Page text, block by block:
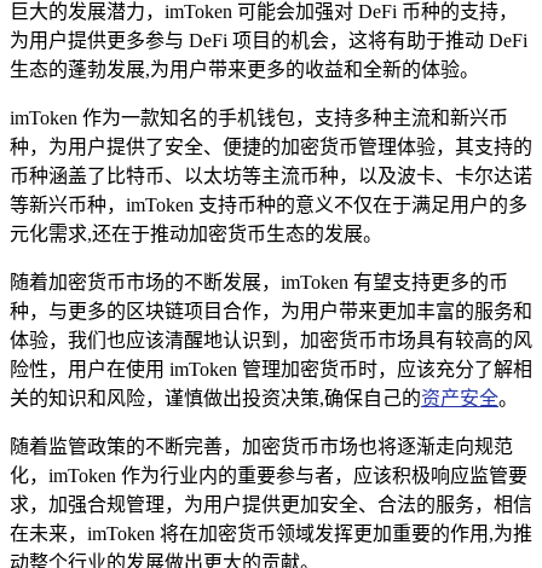
巨大的发展潜力，imToken 可能会加强对 DeFi 币种的支持，
为用户提供更多参与 DeFi 项目的机会，这将有助于推动 DeFi
生态的蓬勃发展,为用户带来更多的收益和全新的体验。
imToken 作为一款知名的手机钱包，支持多种主流和新兴币
种，为用户提供了安全、便捷的加密货币管理体验，其支持的
币种涵盖了比特币、以太坊等主流币种，以及波卡、卡尔达诺
等新兴币种，imToken 支持币种的意义不仅在于满足用户的多
元化需求,还在于推动加密货币生态的发展。
随着加密货币市场的不断发展，imToken 有望支持更多的币
种，与更多的区块链项目合作，为用户带来更加丰富的服务和
体验，我们也应该清醒地认识到，加密货币市场具有较高的风
险性，用户在使用 imToken 管理加密货币时，应该充分了解相
关的知识和风险，谨慎做出投资决策,确保自己的资产安全。
随着监管政策的不断完善，加密货币市场也将逐渐走向规范
化，imToken 作为行业内的重要参与者，应该积极响应监管要
求，加强合规管理，为用户提供更加安全、合法的服务，相信
在未来，imToken 将在加密货币领域发挥更加重要的作用,为推
动整个行业的发展做出更大的贡献。